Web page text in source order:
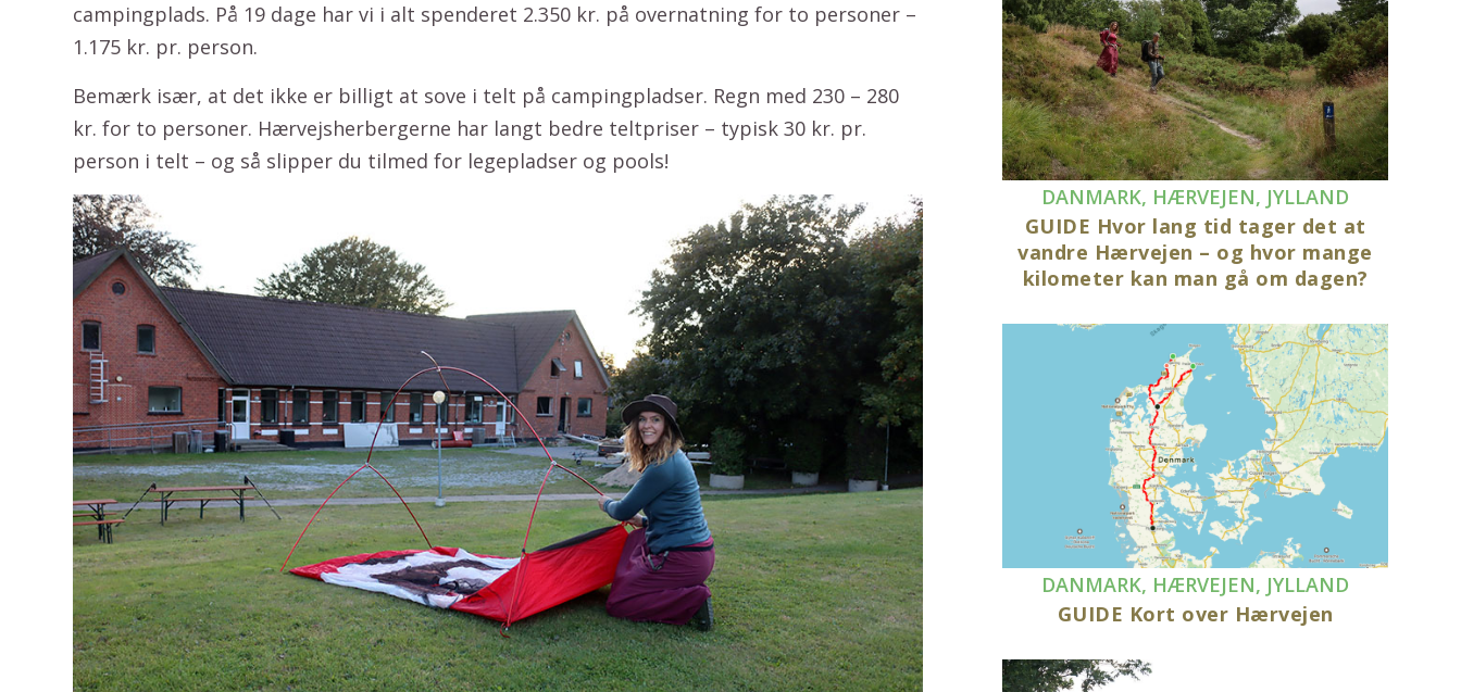
campingplads. På 19 dage har vi i alt spenderet 2.350 kr. på overnatning for to personer –
1.175 kr. pr. person.
Bemærk især, at det ikke er billigt at sove i telt på campingpladser. Regn med 230 – 280
kr. for to personer. Hærvejsherbergerne har langt bedre teltpriser – typisk 30 kr. pr.
person i telt – og så slipper du tilmed for legepladser og pools!
DANMARK, HÆRVEJEN, JYLLAND
GUIDE Hvor lang tid tager det at
vandre Hærvejen – og hvor mange
kilometer kan man gå om dagen?
DANMARK, HÆRVEJEN, JYLLAND
GUIDE Kort over Hærvejen